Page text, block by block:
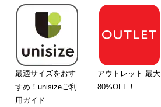
最適サイズをおす
すめ！unisizeご利
用ガイド
アウトレット 最大
80%OFF！